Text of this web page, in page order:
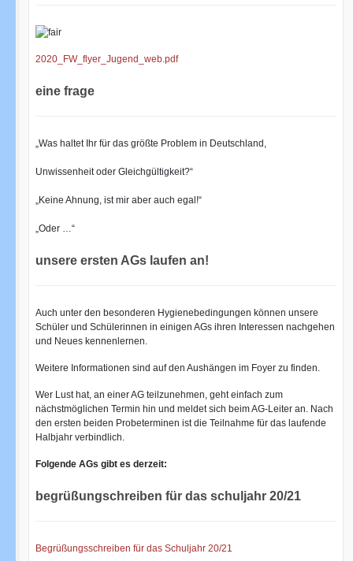
2020_FW_flyer_Jugend_web.pdf
eine frage
„Was haltet Ihr für das größte Problem in Deutschland,
Unwissenheit oder Gleichgültigkeit?“
„Keine Ahnung, ist mir aber auch egal!“
„Oder …“
unsere ersten AGs laufen an!
Auch unter den besonderen Hygienebedingungen können unsere
Schüler und Schülerinnen in einigen AGs ihren Interessen nachgehen
und Neues kennenlernen.
Weitere Informationen sind auf den Aushängen im Foyer zu finden.
Wer Lust hat, an einer AG teilzunehmen, geht einfach zum
nächstmöglichen Termin hin und meldet sich beim AG-Leiter an. Nach
den ersten beiden Probeterminen ist die Teilnahme für das laufende
Halbjahr verbindlich.
Folgende AGs gibt es derzeit:
begrüßungschreiben für das schuljahr 20/21
Begrüßungsschreiben für das Schuljahr 20/21